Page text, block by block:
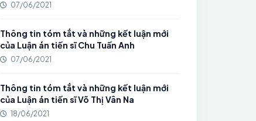
07/06/2021
Thông tin tóm tắt và những kết luận mới
của Luận án tiến sĩ Chu Tuấn Anh
07/06/2021
Thông tin tóm tắt và những kết luận mới
của Luận án tiến sĩ Võ Thị Vân Na
18/06/2021